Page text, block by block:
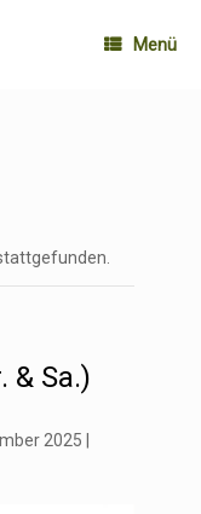
Menü
& Sa.)
2025 |